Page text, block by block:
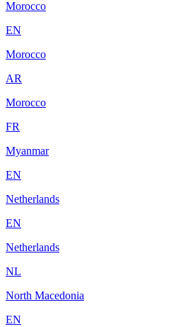
Morocco
EN
Morocco
AR
Morocco
FR
Myanmar
EN
Netherlands
EN
Netherlands
NL
North Macedonia
EN